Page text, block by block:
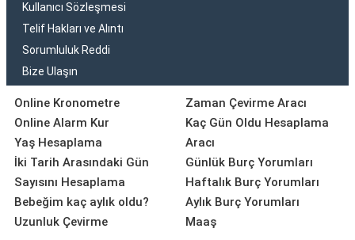
Kullanıcı Sözleşmesi
Telif Hakları ve Alıntı
Sorumluluk Reddi
Bize Ulaşın
Online Kronometre
Online Alarm Kur
Yaş Hesaplama
İki Tarih Arasındaki Gün
Sayısını Hesaplama
Bebeğim kaç aylık oldu?
Uzunluk Çevirme
Zaman Çevirme Aracı
Kaç Gün Oldu Hesaplama
Aracı
Günlük Burç Yorumları
Haftalık Burç Yorumları
Aylık Burç Yorumları
Maaş